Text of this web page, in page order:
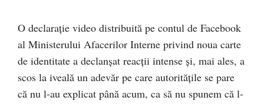
O declarație video distribuită pe contul de Facebook
al Ministerului Afacerilor Interne privind noua carte
de identitate a declanșat reacții intense și, mai ales, a
scos la iveală un adevăr pe care autoritățile se pare
că nu l-au explicat până acum, ca să nu spunem că l-